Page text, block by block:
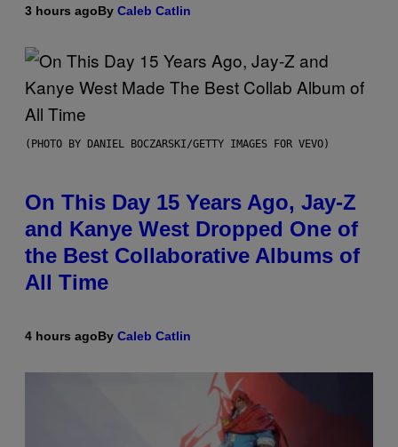
3 hours agoBy Caleb Catlin
(PHOTO BY DANIEL BOCZARSKI/GETTY IMAGES FOR VEVO)
On This Day 15 Years Ago, Jay-Z
and Kanye West Dropped One of
the Best Collaborative Albums of
All Time
4 hours agoBy Caleb Catlin